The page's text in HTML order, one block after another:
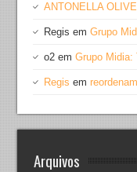
ANTONELLA
Regis emGrupo
o2 emGrupo Midia:
Regis em
Arquivos